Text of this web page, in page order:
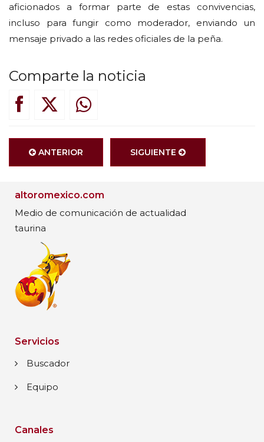
aficionados a formar parte de estas convivencias,
incluso para fungir como moderador, enviando un
mensaje privado a las redes oficiales de la peña.
Comparte la noticia
ANTERIOR SIGUIENTE
altoromexico.com
Medio de comunicación de actualidad
taurina
Servicios
Buscador
Equipo
Canales